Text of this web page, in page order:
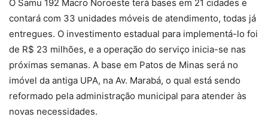
O Samu 192 Macro Noroeste terá bases em 21 cidades e
contará com 33 unidades móveis de atendimento, todas já
entregues. O investimento estadual para implementá-lo foi
de R$ 23 milhões, e a operação do serviço inicia-se nas
próximas semanas. A base em Patos de Minas será no
imóvel da antiga UPA, na Av. Marabá, o qual está sendo
reformado pela administração municipal para atender às
novas necessidades.